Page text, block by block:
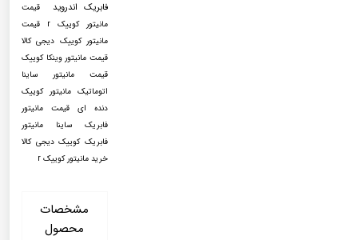
فابریک اندروید
قیمت
مانیتور کوییک r قیمت
مانیتور کوییک دیجی کالا
قیمت مانیتور وینکا کوییک
قیمت مانیتور ساینا
اتوماتیک مانیتور کوییک
دنده ای قیمت مانیتور
فابریک ساینا مانیتور
فابریک کوییک دیجی کالا
خرید مانیتور کوییک r
مشخصات
محصول